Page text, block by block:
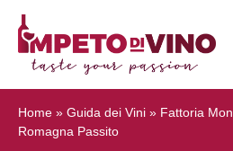
Home » Guida dei Vini » Fattoria
Romagna Passito